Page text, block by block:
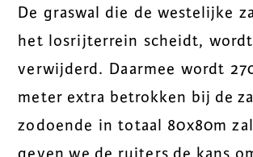
De graswal die de westelijke
het losrijterrein scheidt,
verwijderd. Daarmee wordt
meter extra betrokken bij de
zodoende in totaal 80x80m